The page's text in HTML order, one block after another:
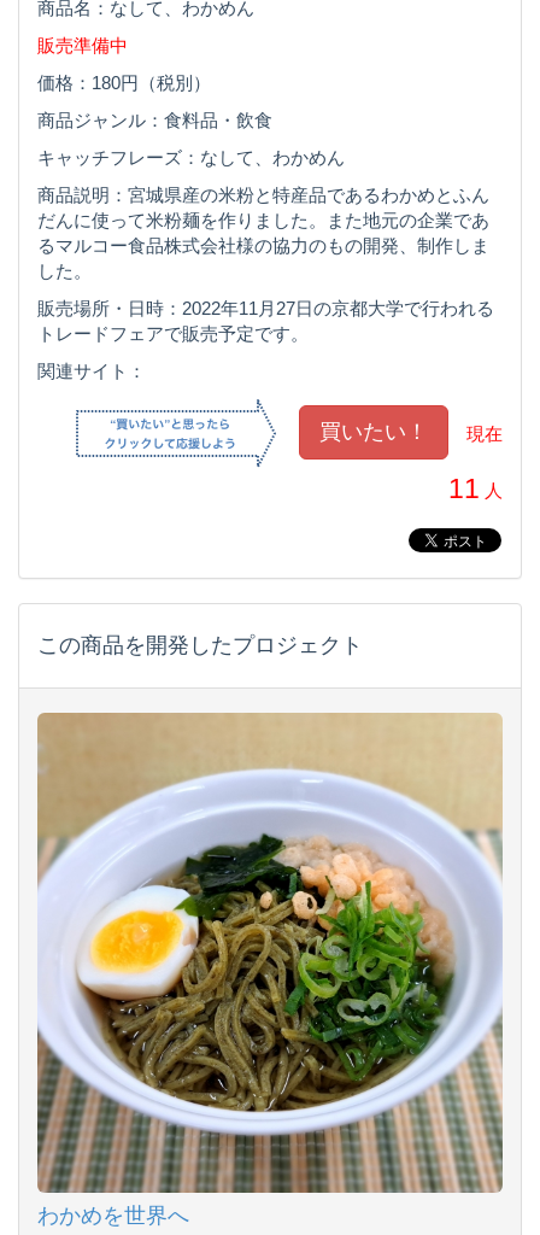
商品名：なして、わかめん
販売準備中
価格：180円（税別）
商品ジャンル：食料品・飲食
キャッチフレーズ：なして、わかめん
商品説明：宮城県産の米粉と特産品であるわかめとふん
だんに使って米粉麺を作りました。また地元の企業であ
るマルコー食品株式会社様の協力のもの開発、制作しま
した。
販売場所・日時：2022年11月27日の京都大学で行われる
トレードフェアで販売予定です。
関連サイト：
現在
11 人
この商品を開発したプロジェクト
わかめを世界へ